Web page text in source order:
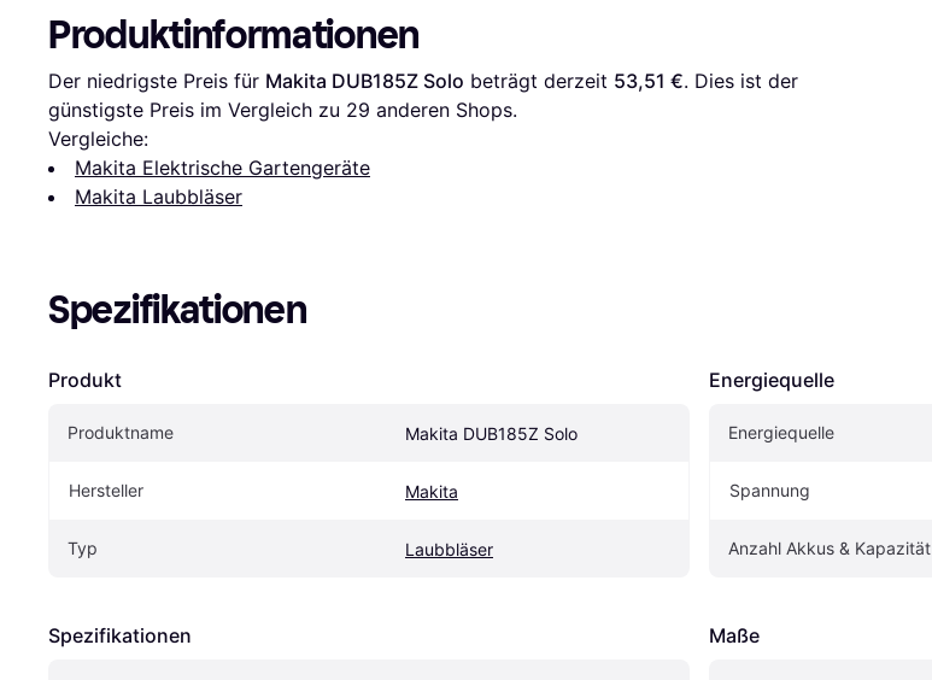
Produktinformationen
Der niedrigste Preis für Makita DUB185Z Solo beträgt derzeit 53,51 €. Dies ist der
günstigste Preis im Vergleich zu 29 anderen Shops.
Vergleiche:
Makita Elektrische Gartengeräte
Makita Laubbläser
Spezifikationen
Produkt
Produktname Makita DUB185Z Solo
Hersteller Makita
Typ Laubbläser
Spezifikationen
Energiequelle
Energiequelle
Spannung
Anzahl Akkus & Kapazität
Maße